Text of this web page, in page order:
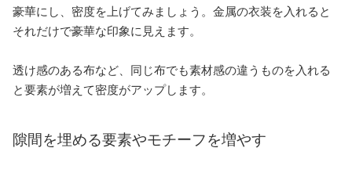
豪華にし、密度を上げてみましょう。金属の衣装を入れると
それだけで豪華な印象に見えます。
透け感のある布など、同じ布でも素材感の違うものを入れる
と要素が増えて密度がアップします。
隙間を埋める要素やモチーフを増やす